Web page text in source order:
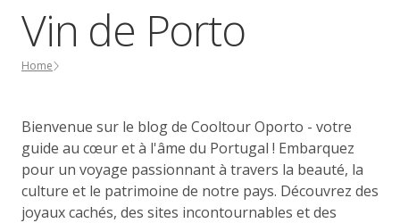
Vin de Porto
Home
Bienvenue sur le blog de Cooltour Oporto - votre
guide au cœur et à l'âme du Portugal ! Embarquez
pour un voyage passionnant à travers la beauté, la
culture et le patrimoine de notre pays. Découvrez des
joyaux cachés, des sites incontournables et des